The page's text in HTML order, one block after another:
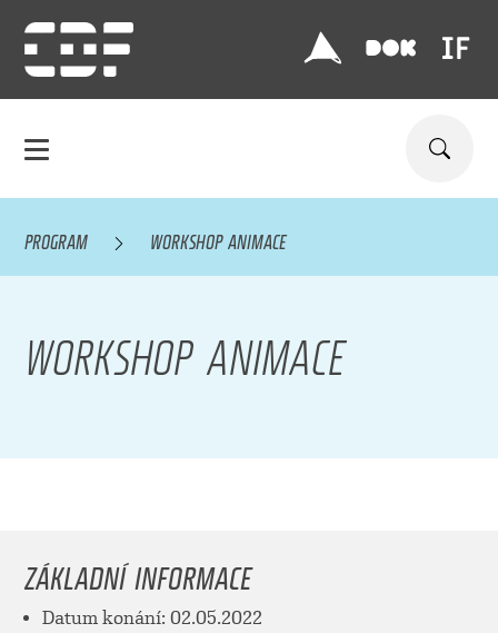
PROGRAM WORKSHOP ANIMACE
WORKSHOP ANIMACE
ZÁKLADNÍ INFORMACE
Datum konání: 02.05.2022